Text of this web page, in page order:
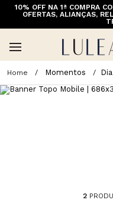
10% OFF NA 1ª COMPRA
OFERTAS, ALIANÇAS,
FRETE GRÁTIS ACIMA
Momentos
2